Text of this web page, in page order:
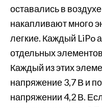
оставались в
накапливают много
легкие. Каждый LiPo
отдельных
Каждый из этих
напряжение 3,7 В и
напряжении 4,2 В.